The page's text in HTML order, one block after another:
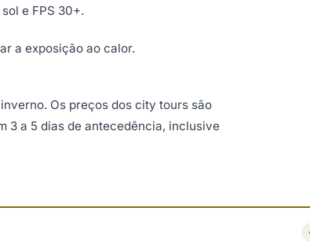
e FPS 30+.
a exposição ao calor.
Os preços dos city tours são
3 a 5 dias de antecedência, inclusive